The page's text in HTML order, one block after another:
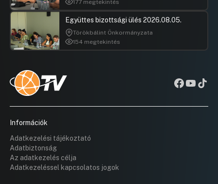
177 megtekintés
Együttes bizottsági ülés 2026.08.05.
Törökbálint Önkormányzata
154 megtekintés
Információk
Adatkezelési tájékoztató
Adatbiztonság
Az adatkezelés célja
Adatkezeléssel kapcsolatos jogok